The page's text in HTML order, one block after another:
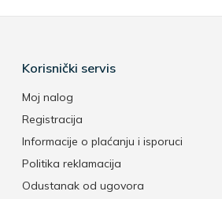
Korisnički servis
Moj nalog
Registracija
Informacije o plaćanju i isporuci
Politika reklamacija
Odustanak od ugovora